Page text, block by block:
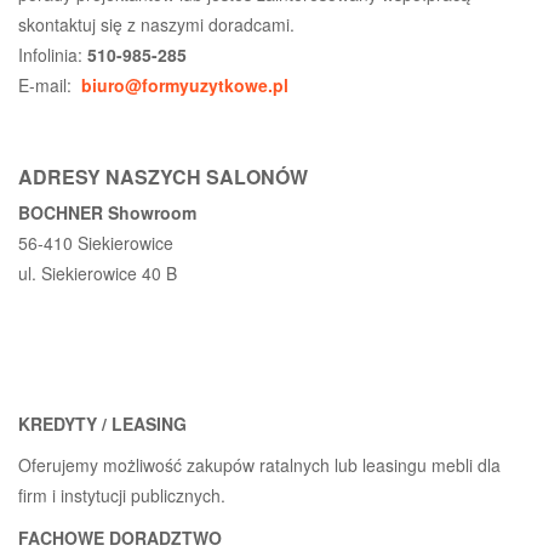
skontaktuj się z naszymi doradcami.
Infolinia: 510-985-285
E-mail: biuro@formyuzytkowe.pl
ADRESY NASZYCH SALONÓW
BOCHNER Showroom
56-410 Siekierowice
ul. Siekierowice 40 B
KREDYTY / LEASING
Oferujemy możliwość zakupów ratalnych lub leasingu mebli dla
firm i instytucji publicznych.
FACHOWE DORADZTWO